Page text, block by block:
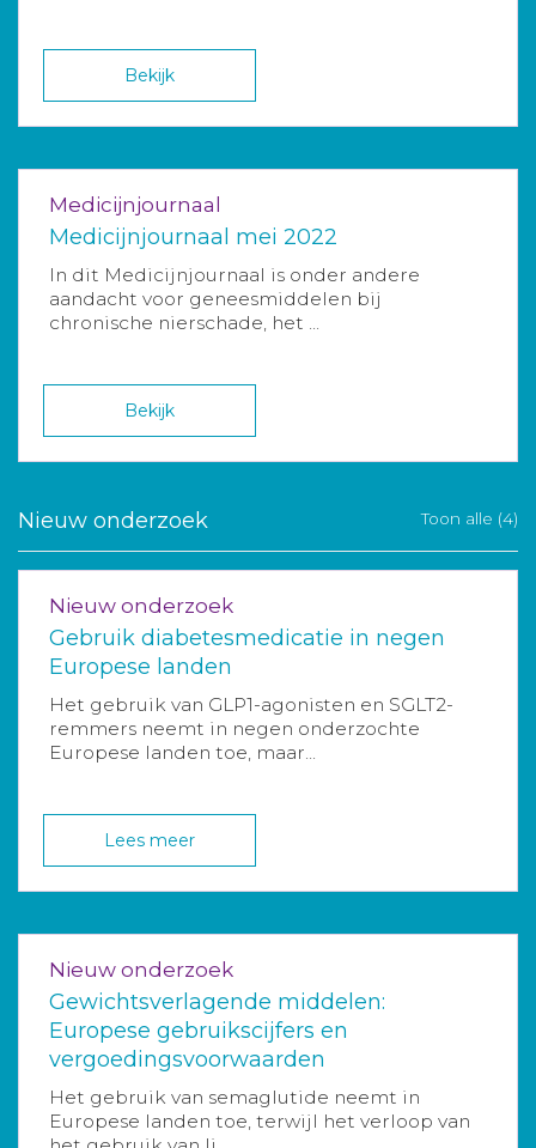
Bekijk
Medicijnjournaal
Medicijnjournaal mei 2022
In dit Medicijnjournaal is onder andere
aandacht voor geneesmiddelen bij
chronische nierschade, het ...
Bekijk
Nieuw onderzoek Toon alle (4)
Nieuw onderzoek
Gebruik diabetesmedicatie in negen
Europese landen
Het gebruik van GLP1-agonisten en SGLT2-
remmers neemt in negen onderzochte
Europese landen toe, maar...
Lees meer
Nieuw onderzoek
Gewichtsverlagende middelen:
Europese gebruikscijfers en
vergoedingsvoorwaarden
Het gebruik van semaglutide neemt in
Europese landen toe, terwijl het verloop van